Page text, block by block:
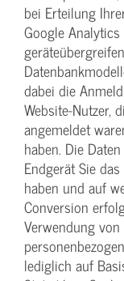
bei Erteilung
Google
dabei die
Website-Nutzer,
angemeldet
haben. Die
Endgerät Sie
haben und auf
Conversion
Verwendung
lediglich auf